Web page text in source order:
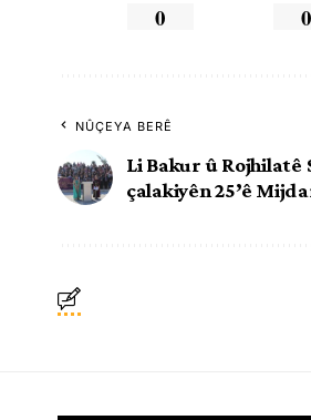
0 0
NÛÇEYA BERÊ
Li Bakur û Rojhilatê
çalakiyên 25’ê